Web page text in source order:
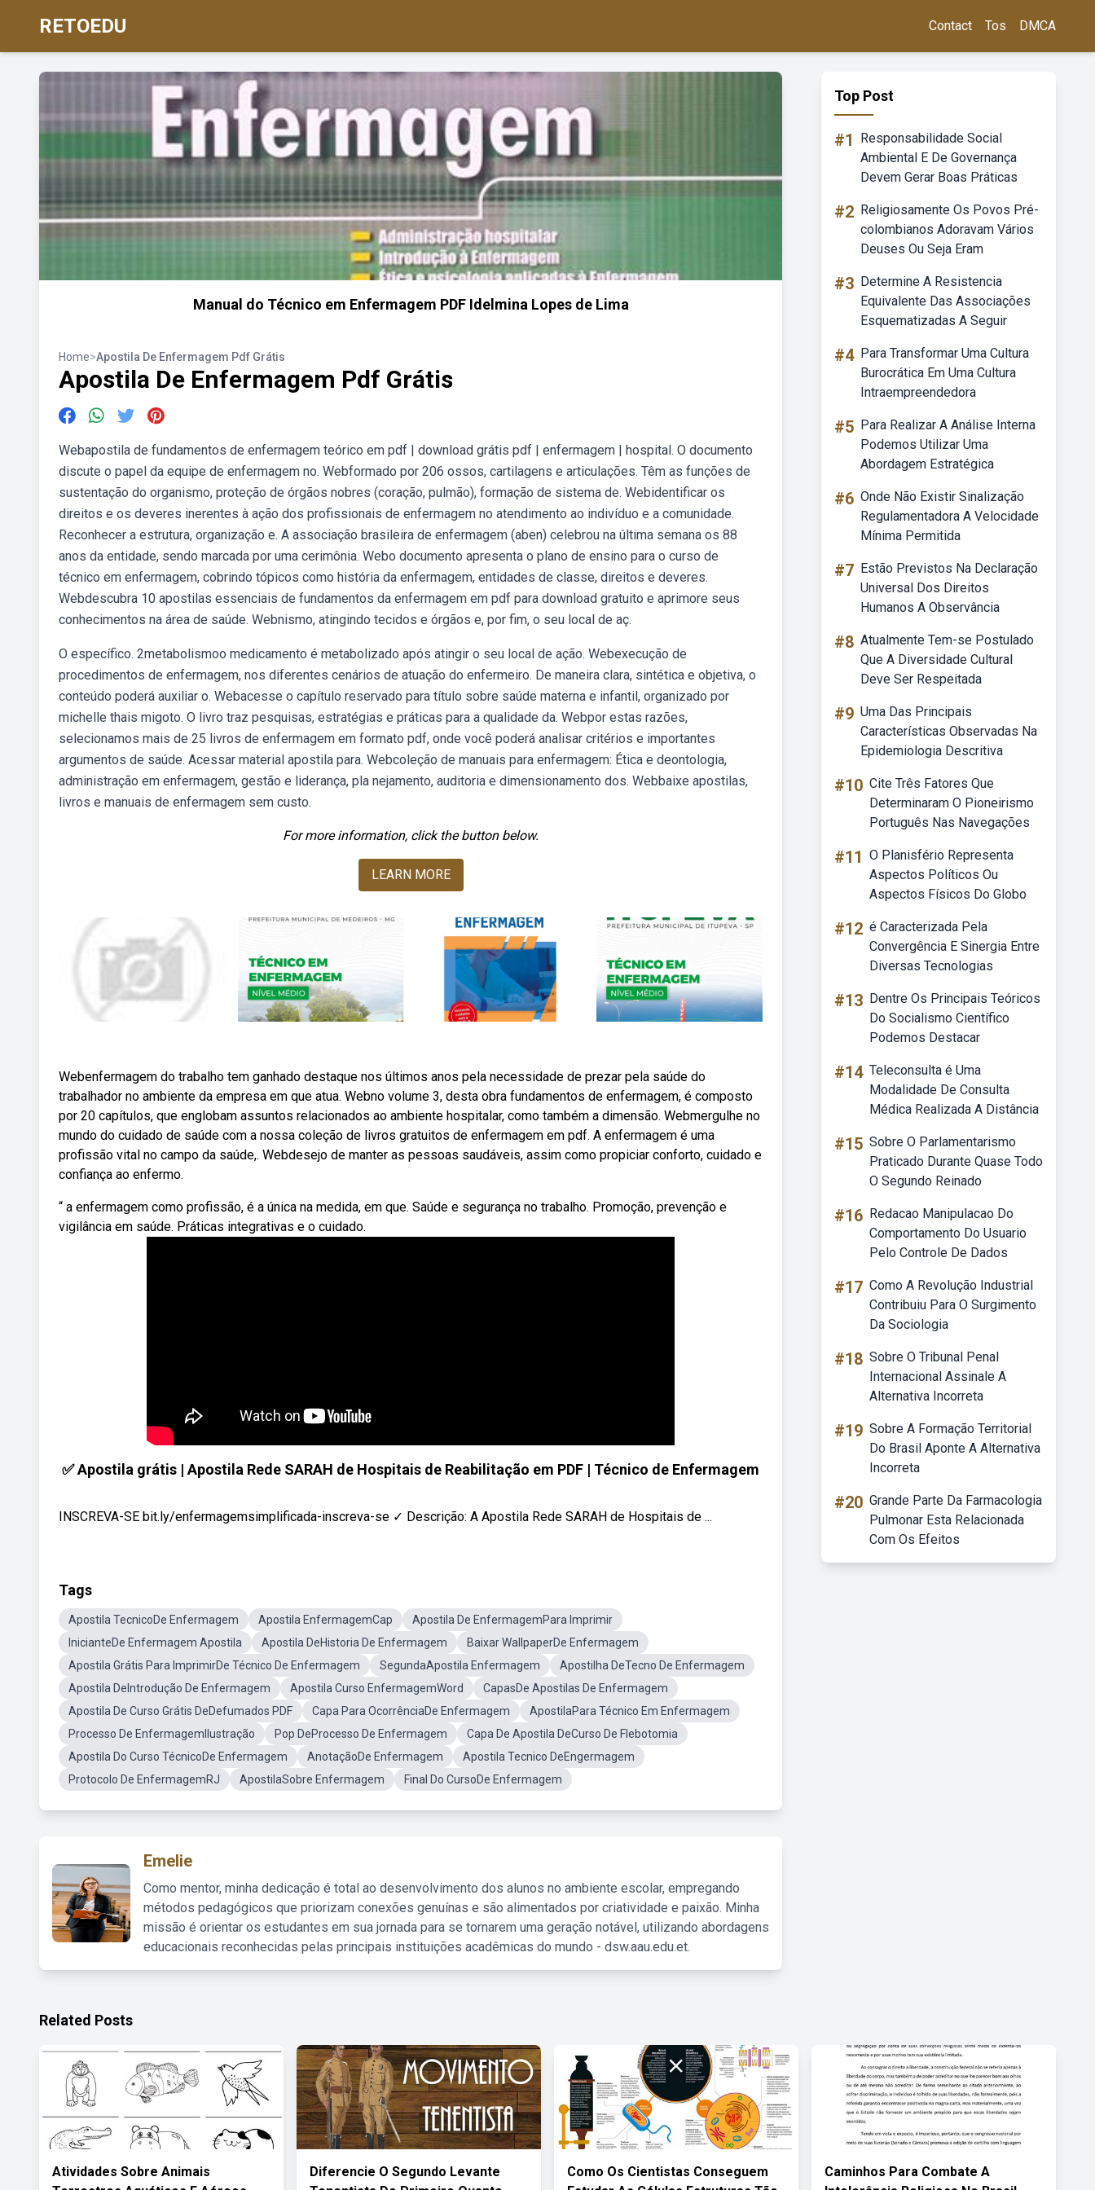
RETOEDU Contact Tos DMCA
Manual do Técnico em Enfermagem PDF Idelmina Lopes de Lima
Home>Apostila De Enfermagem Pdf Grátis
Apostila De Enfermagem Pdf Grátis
Webapostila de fundamentos de enfermagem teórico em pdf | download grátis pdf | enfermagem | hospital. O documento
discute o papel da equipe de enfermagem no. Webformado por 206 ossos, cartilagens e articulações. Têm as funções de
sustentação do organismo, proteção de órgãos nobres (coração, pulmão), formação de sistema de. Webidentificar os
direitos e os deveres inerentes à ação dos profissionais de enfermagem no atendimento ao indivíduo e a comunidade.
Reconhecer a estrutura, organização e. A associação brasileira de enfermagem (aben) celebrou na última semana os 88
anos da entidade, sendo marcada por uma cerimônia. Webo documento apresenta o plano de ensino para o curso de
técnico em enfermagem, cobrindo tópicos como história da enfermagem, entidades de classe, direitos e deveres.
Webdescubra 10 apostilas essenciais de fundamentos da enfermagem em pdf para download gratuito e aprimore seus
conhecimentos na área de saúde. Webnismo, atingindo tecidos e órgãos e, por fim, o seu local de aç.
O específico. 2metabolismoo medicamento é metabolizado após atingir o seu local de ação. Webexecução de
procedimentos de enfermagem, nos diferentes cenários de atuação do enfermeiro. De maneira clara, sintética e objetiva, o
conteúdo poderá auxiliar o. Webacesse o capítulo reservado para título sobre saúde materna e infantil, organizado por
michelle thais migoto. O livro traz pesquisas, estratégias e práticas para a qualidade da. Webpor estas razões,
selecionamos mais de 25 livros de enfermagem em formato pdf, onde você poderá analisar critérios e importantes
argumentos de saúde. Acessar material apostila para. Webcoleção de manuais para enfermagem: Ética e deontologia,
administração em enfermagem, gestão e liderança, pla nejamento, auditoria e dimensionamento dos. Webbaixe apostilas,
livros e manuais de enfermagem sem custo.
For more information, click the button below.
LEARN MORE
Webenfermagem do trabalho tem ganhado destaque nos últimos anos pela necessidade de prezar pela saúde do
trabalhador no ambiente da empresa em que atua. Webno volume 3, desta obra fundamentos de enfermagem, é composto
por 20 capítulos, que englobam assuntos relacionados ao ambiente hospitalar, como também a dimensão. Webmergulhe no
mundo do cuidado de saúde com a nossa coleção de livros gratuitos de enfermagem em pdf. A enfermagem é uma
profissão vital no campo da saúde,. Webdesejo de manter as pessoas saudáveis, assim como propiciar conforto, cuidado e
confiança ao enfermo.
“ a enfermagem como profissão, é a única na medida, em que. Saúde e segurança no trabalho. Promoção, prevenção e
vigilância em saúde. Práticas integrativas e o cuidado.
✅ Apostila grátis | Apostila Rede SARAH de Hospitais de Reabilitação em PDF | Técnico de Enfermagem
INSCREVA-SE bit.ly/enfermagemsimplificada-inscreva-se ✓ Descrição: A Apostila Rede SARAH de Hospitais de ...
Tags
Apostila TecnicoDe Enfermagem Apostila EnfermagemCap
Apostila De EnfermagemPara Imprimir
InicianteDe Enfermagem Apostila
Apostila DeHistoria De Enfermagem
Baixar WallpaperDe Enfermagem
Apostila Grátis Para ImprimirDe Técnico De Enfermagem
SegundaApostila Enfermagem
Apostilha DeTecno De Enfermagem
Apostila DeIntrodução De Enfermagem
Apostila Curso EnfermagemWord
CapasDe Apostilas De Enfermagem
Apostila De Curso Grátis DeDefumados PDF
Capa Para OcorrênciaDe Enfermagem
ApostilaPara Técnico Em Enfermagem
Processo De EnfermagemIlustração
Pop DeProcesso De Enfermagem
Capa De Apostila DeCurso De Flebotomia
Apostila Do Curso TécnicoDe Enfermagem
AnotaçãoDe Enfermagem
Apostila Tecnico DeEngermagem
Protocolo De EnfermagemRJ
ApostilaSobre Enfermagem Final Do CursoDe Enfermagem
Emelie
Como mentor, minha dedicação é total ao desenvolvimento dos alunos no ambiente escolar, empregando
métodos pedagógicos que priorizam conexões genuínas e são alimentados por criatividade e paixão. Minha
missão é orientar os estudantes em sua jornada para se tornarem uma geração notável, utilizando abordagens
educacionais reconhecidas pelas principais instituições acadêmicas do mundo - dsw.aau.edu.et.
Top Post
#1
Responsabilidade Social
Ambiental E De Governança
Devem Gerar Boas Práticas
#2 Religiosamente Os Povos Pré-
colombianos Adoravam Vários
Deuses Ou Seja Eram
#3 Determine A Resistencia
Equivalente Das Associações
Esquematizadas A Seguir
#4 Para Transformar Uma Cultura
Burocrática Em Uma Cultura
Intraempreendedora
#5 Para Realizar A Análise Interna
Podemos Utilizar Uma
Abordagem Estratégica
#6 Onde Não Existir Sinalização
Regulamentadora A Velocidade
Mínima Permitida
#7 Estão Previstos Na Declaração
Universal Dos Direitos
Humanos A Observância
#8 Atualmente Tem-se Postulado
Que A Diversidade Cultural
Deve Ser Respeitada
#9 Uma Das Principais
Características Observadas Na
Epidemiologia Descritiva
#10 Cite Três Fatores Que
Determinaram O Pioneirismo
Português Nas Navegações
#11 O Planisfério Representa
Aspectos Políticos Ou
Aspectos Físicos Do Globo
#12 é Caracterizada Pela
Convergência E Sinergia Entre
Diversas Tecnologias
#13 Dentre Os Principais Teóricos
Do Socialismo Científico
Podemos Destacar
#14 Teleconsulta é Uma
Modalidade De Consulta
Médica Realizada A Distância
#15 Sobre O Parlamentarismo
Praticado Durante Quase Todo
O Segundo Reinado
#16 Redacao Manipulacao Do
Comportamento Do Usuario
Pelo Controle De Dados
#17 Como A Revolução Industrial
Contribuiu Para O Surgimento
Da Sociologia
#18 Sobre O Tribunal Penal
Internacional Assinale A
Alternativa Incorreta
#19 Sobre A Formação Territorial
Do Brasil Aponte A Alternativa
Incorreta
#20 Grande Parte Da Farmacologia
Pulmonar Esta Relacionada
Com Os Efeitos
Related Posts
Atividades Sobre Animais
Diferencie O Segundo Levante
Como Os Cientistas Conseguem
Caminhos Para Combate A